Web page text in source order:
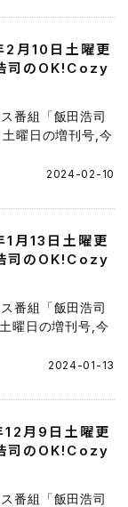
月10日土曜更
司のOK!Cozy
番組「飯田浩司
曜日の増刊号,今
2024-02-10
月13日土曜更
司のOK!Cozy
番組「飯田浩司
曜日の増刊号,今
2024-01-13
月9日土曜更
司のOK!Cozy
番組「飯田浩司